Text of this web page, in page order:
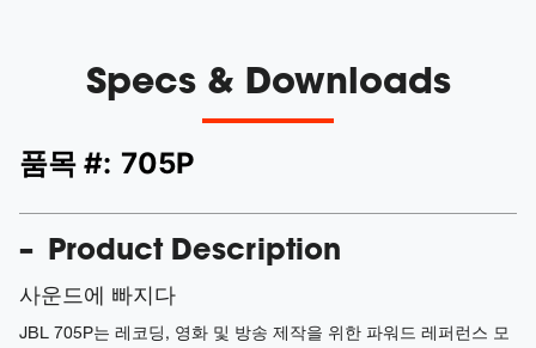
Specs & Downloads
품목 #: 705P
Product Description
사운드에 빠지다
JBL 705P는 레코딩, 영화 및 방송 제작을 위한 파워드 레퍼런스 모